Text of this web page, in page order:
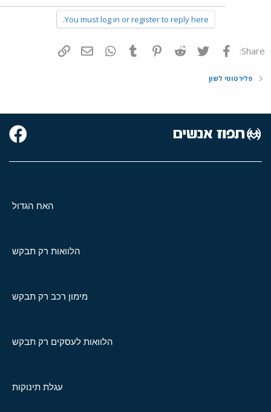
You must log in or register to reply here.
Share: פייסבוק Twitter
Reddit
Pinterest
Tumblr
WhatsAppדואר אלקטרוני
פלירטוטי לשון
האח הגדול
הלוואות רק תבקש
מימון רכב רק תבקש
הלוואות לעסקים רק תבקש
עגלת תינוקות